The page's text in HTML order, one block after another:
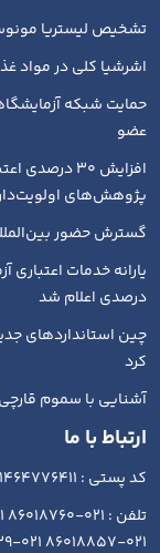
تشخیص لیستریا
اشرشیا کلی در مواد
حمایت شبکه
عضو
افزایش ۳۰
پژوهش‌های
گسترش حضور
درصدی اعلام شد
چین استانداردهای
کرد
آشنایی با سموم
ارتباط با ما
کد پستی : 1464776411
021-86018857 021-86018839